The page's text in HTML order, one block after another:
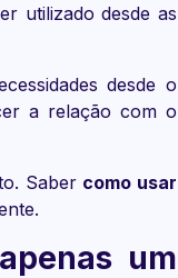
utilizado desde as
desde o
a relação com o
Saber como usar
um